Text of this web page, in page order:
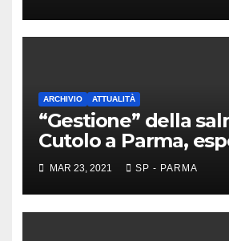
ARCHIVIO ATTUALITÀ
“Gestione” della
Cutolo a Parma,
Procura
MAR 23, 2021 SP - PARMA